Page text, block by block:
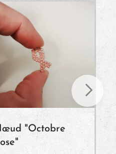
"Octobre